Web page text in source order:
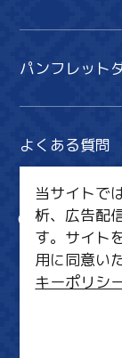
パンフレット
よくある質問
サイト内
行きたい
MICE・教育
当サイトで
析、広告配
す。サイト
用に同意い
キーポリシ